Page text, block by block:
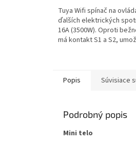
hviezdičiek.
Tuya Wifi spínač na
ďalších elektrických
16A (3500W). Oproti
má kontakt S1 a S2,
Popis Súvisiace
Podrobný popis
Mini telo